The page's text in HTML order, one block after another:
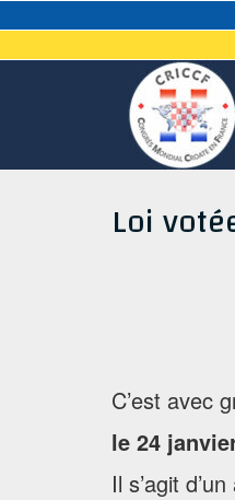
Loi
C’est avec
le 24
Il s’agit